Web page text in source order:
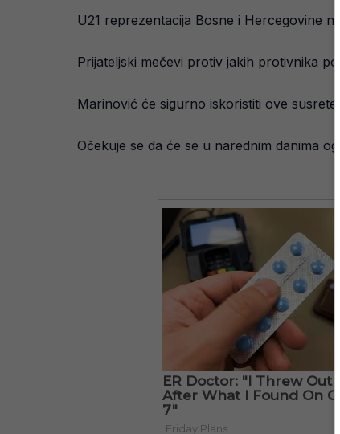
U21 reprezentacija Bosne i Hercegovine
Prijateljski mečevi protiv jakih protivnika
Marinović će sigurno iskoristiti ove
Očekuje se da će se u narednim danima